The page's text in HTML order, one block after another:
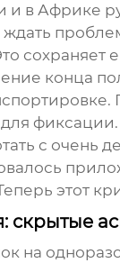
в Африке
сохраняет
конца
с очень
этот
скрытые
на